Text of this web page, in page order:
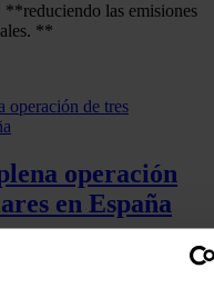
las emisiones
**
operación
en España